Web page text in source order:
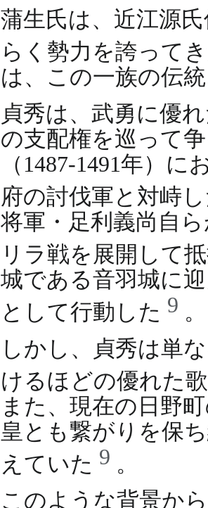
蒲生氏は、近江源
らく勢力を誇って
は、この一族の伝
貞秀は、武勇に優
の支配権を巡って
（1487-1491年）
府の討伐軍と対峙し
将軍・足利義尚自
リラ戦を展開して
城である音羽城に
として行動した 9 。
しかし、貞秀は単
けるほどの優れた
また、現在の日野
皇とも繋がりを保
えていた 9 。
このような背景か